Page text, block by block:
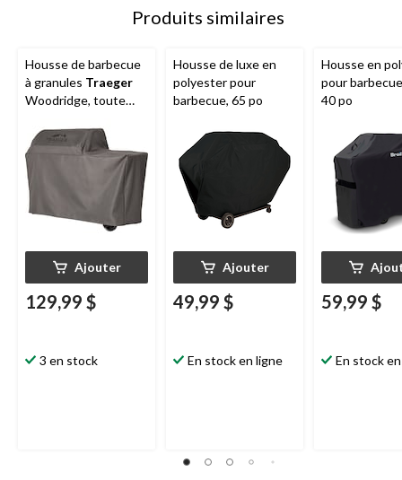
Produits similaires
Housse de barbecue
à granules Traeger
Woodridge, toute
longueur, noir
Ajouter
129,99 $
3 en stock
Housse de luxe en
polyester pour
barbecue, 65 po
Ajouter
49,99 $
En stock en ligne
Housse en
pour
40 po
59,99 $
En stock